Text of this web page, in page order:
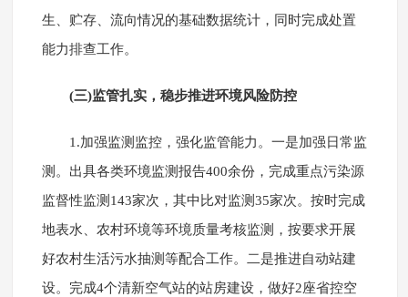
生、贮存、流向情况的基础数据统计，同时完成处置
能力排查工作。
(三)监管扎实，稳步推进环境风险防控
1.加强监测监控，强化监管能力。一是加强日常监
测。出具各类环境监测报告400余份，完成重点污染源
监督性监测143家次，其中比对监测35家次。按时完成
地表水、农村环境等环境质量考核监测，按要求开展
好农村生活污水抽测等配合工作。二是推进自动站建
设。完成4个清新空气站的站房建设，做好2座省控空